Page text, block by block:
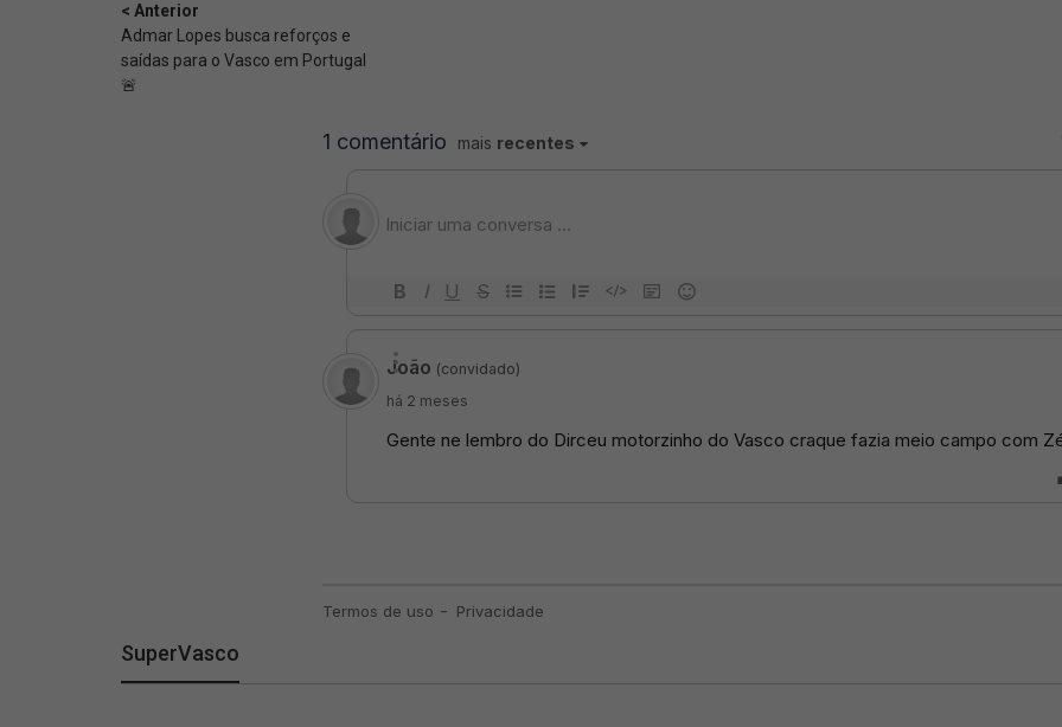
< Anterior
Admar Lopes busca reforços e
saídas para o Vasco em Portugal
🚨
SuperVasco